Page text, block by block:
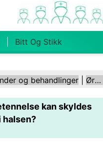
Bitt Og Stikk
Folkehelse Og
og behandlinger Ører og hørsel
kan skyldes